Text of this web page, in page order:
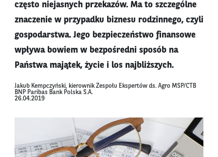
często niejasnych przekazów. Ma to szczególne
znaczenie w przypadku biznesu rodzinnego, czyli
gospodarstwa. Jego bezpieczeństwo finansowe
wpływa bowiem w bezpośredni sposób na
Państwa majątek, życie i los najbliższych.
Jakub Kempczyński, kierownik Zespołu Ekspertów ds. Agro MSP/CTB
BNP Paribas Bank Polska S.A.
26.04.2019